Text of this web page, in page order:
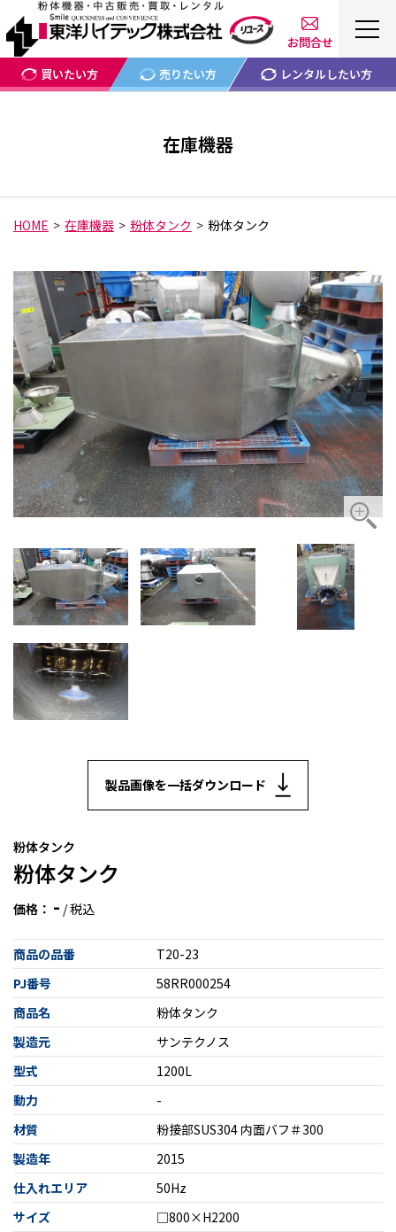
買いたい方 売りたい方 レンタルしたい方
お問合せ
在庫機器
HOME 在庫機器 粉体タンク 粉体タンク
製品画像を一括ダウンロード
粉体タンク
粉体タンク
価格： - / 税込
商品の品番
T20-23
PJ番号
58RR000254
商品名
粉体タンク
製造元
サンテクノス
型式
1200L
動力
-
材質
粉接部SUS304 内面バフ＃300
製造年
2015
仕入れエリア
50Hz
サイズ
□800×H2200